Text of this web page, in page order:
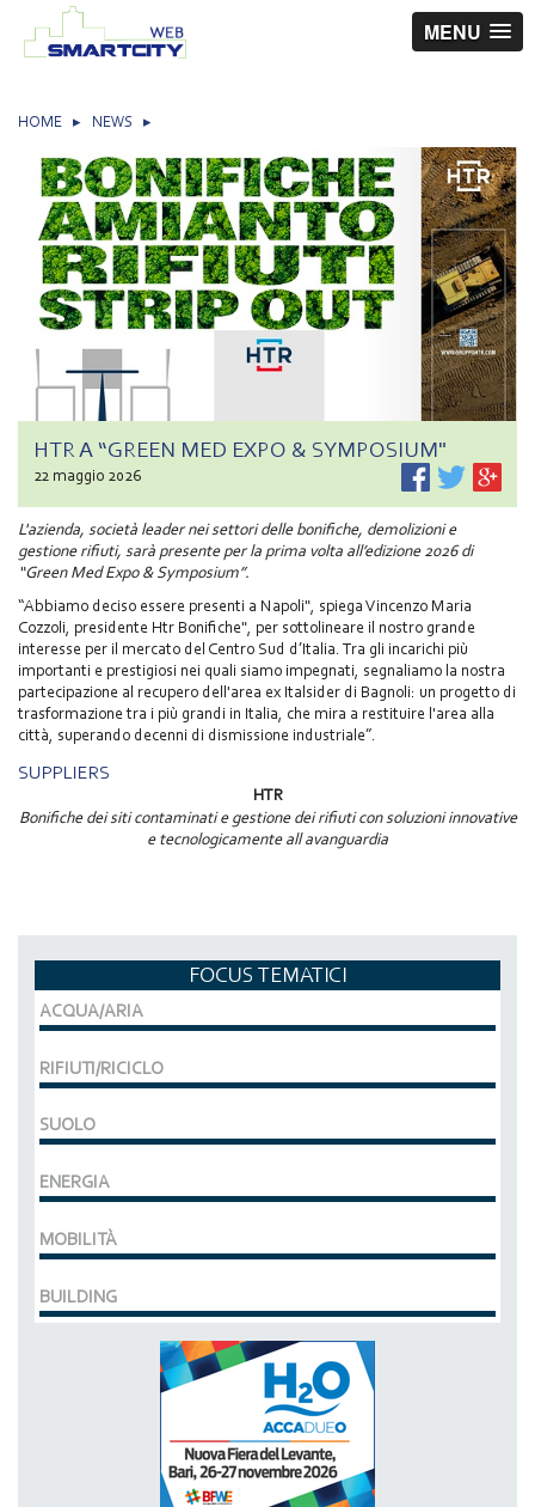
MENU
HOME ▸ NEWS ▸
HTR A “GREEN MED EXPO & SYMPOSIUM"
22 maggio 2026
L'azienda, società leader nei settori delle bonifiche, demolizioni e
gestione rifiuti, sarà presente per la prima volta all’edizione 2026 di
“Green Med Expo & Symposium”.
“Abbiamo deciso essere presenti a Napoli", spiega Vincenzo Maria
Cozzoli, presidente Htr Bonifiche", per sottolineare il nostro grande
interesse per il mercato del Centro Sud d’Italia. Tra gli incarichi più
importanti e prestigiosi nei quali siamo impegnati, segnaliamo la nostra
partecipazione al recupero dell'area ex Italsider di Bagnoli: un progetto di
trasformazione tra i più grandi in Italia, che mira a restituire l'area alla
città, superando decenni di dismissione industriale”.
SUPPLIERS
HTR
Bonifiche dei siti contaminati e gestione dei rifiuti con soluzioni innovative
e tecnologicamente all avanguardia
FOCUS TEMATICI
ACQUA/ARIA
RIFIUTI/RICICLO
SUOLO
ENERGIA
MOBILITÀ
BUILDING
DAL 07-03-2028 AL 10-03-2028,